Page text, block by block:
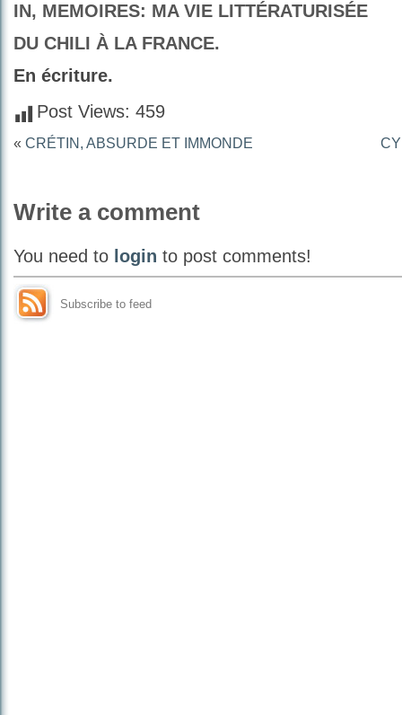
IN, MEMOIRES: MA VIE LITTÉRATURISÉE
DU CHILI À LA FRANCE.
En écriture.
Post Views: 459
« CRÉTIN, ABSURDE ET IMMONDE
Write a comment
You need to login to post comments!
Subscribe to feed